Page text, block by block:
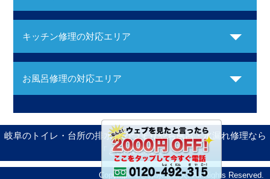
キッチン修理の対応エリア
お風呂修理の対応エリア
岐阜のトイレ・台所の排水管のつまりやお風呂・水漏れ修理なら
「ぎふ水道職人」
Copyright ©ぎふ水道職人. All Rights Reserved.